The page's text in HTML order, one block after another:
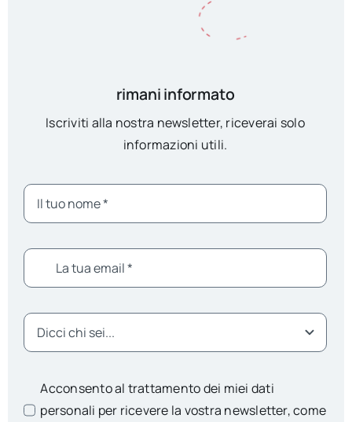
rimani informato
Iscriviti alla nostra newsletter, riceverai solo
informazioni utili.
Acconsento al trattamento dei miei dati
personali per ricevere la vostra newsletter, come